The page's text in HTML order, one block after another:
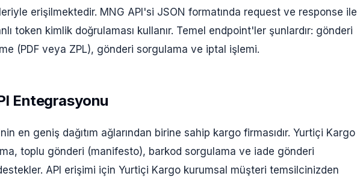
erişilmektedir. MNG API'si JSON formatında request ve response ile
token kimlik doğrulaması kullanır. Temel endpoint'ler şunlardır: gönderi
(PDF veya ZPL), gönderi sorgulama ve iptal işlemi.
Entegrasyonu
en geniş dağıtım ağlarından birine sahip kargo firmasıdır. Yurtiçi Kargo
toplu gönderi (manifesto), barkod sorgulama ve iade gönderi
API erişimi için Yurtiçi Kargo kurumsal müşteri temsilcinizden